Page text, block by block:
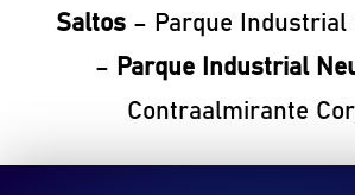
Saltos – Parque Industrial
– Parque Industrial
Contraalmirante